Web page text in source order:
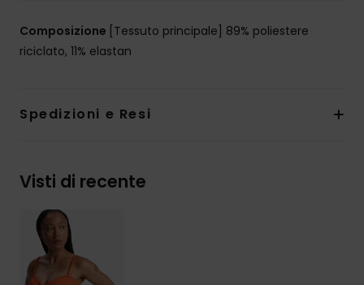
Composizione [Tessuto principale] 89% poliestere
riciclato, 11% elastan
Spedizioni e Resi
Visti di recente